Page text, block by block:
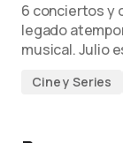
6 conciertos y
legado
musical. Julio
Cine y Series